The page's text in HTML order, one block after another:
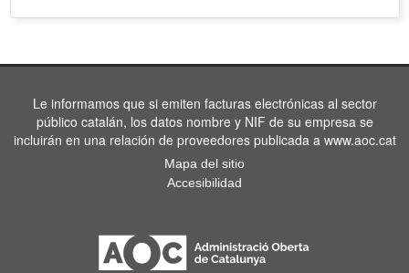
Le informamos que si emiten facturas electrónicas al sector
público catalán, los datos nombre y NIF de su empresa se
incluirán en una relación de proveedores publicada a www.aoc.cat
Mapa del sitio
Accesibilidad